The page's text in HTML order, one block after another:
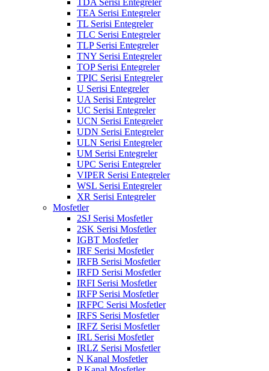
TDA Serisi Entegreler
TEA Serisi Entegreler
TL Serisi Entegreler
TLC Serisi Entegreler
TLP Serisi Entegreler
TNY Serisi Entegreler
TOP Serisi Entegreler
TPIC Serisi Entegreler
U Serisi Entegreler
UA Serisi Entegreler
UC Serisi Entegreler
UCN Serisi Entegreler
UDN Serisi Entegreler
ULN Serisi Entegreler
UM Serisi Entegreler
UPC Serisi Entegreler
VIPER Serisi Entegreler
WSL Serisi Entegreler
XR Serisi Entegreler
Mosfetler
2SJ Serisi Mosfetler
2SK Serisi Mosfetler
IGBT Mosfetler
IRF Serisi Mosfetler
IRFB Serisi Mosfetler
IRFD Serisi Mosfetler
IRFI Serisi Mosfetler
IRFP Serisi Mosfetler
IRFPC Serisi Mosfetler
IRFS Serisi Mosfetler
IRFZ Serisi Mosfetler
IRL Serisi Mosfetler
IRLZ Serisi Mosfetler
N Kanal Mosfetler